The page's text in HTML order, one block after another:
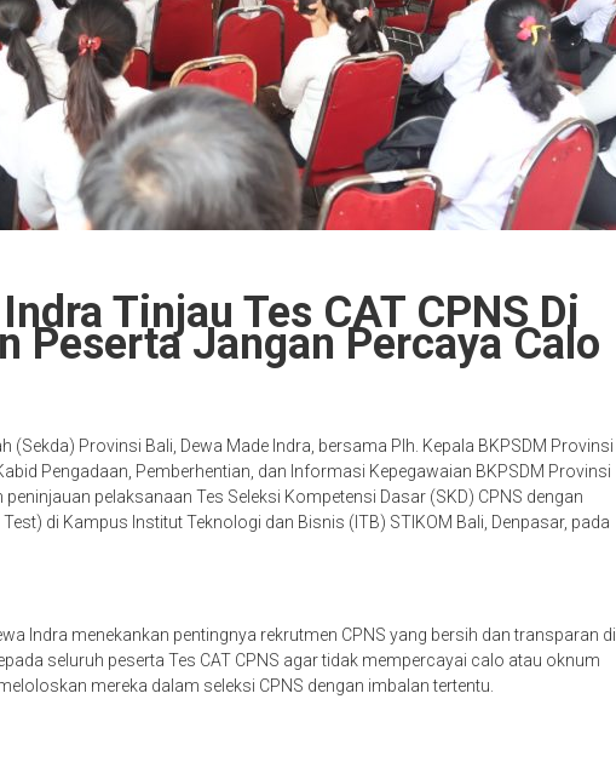
Tinjau Tes CAT CPNS Di
Peserta Jangan Percaya Calo
(Sekda) Provinsi Bali, Dewa Made Indra, bersama Plh. Kepala BKPSDM Provinsi
Pengadaan, Pemberhentian, dan Informasi Kepegawaian BKPSDM Provinsi
pelaksanaan Tes Seleksi Kompetensi Dasar (SKD) CPNS dengan
di Kampus Institut Teknologi dan Bisnis (ITB) STIKOM Bali, Denpasar, pada
Indra menekankan pentingnya rekrutmen CPNS yang bersih dan transparan di
seluruh peserta Tes CAT CPNS agar tidak mempercayai calo atau oknum
mereka dalam seleksi CPNS dengan imbalan tertentu.